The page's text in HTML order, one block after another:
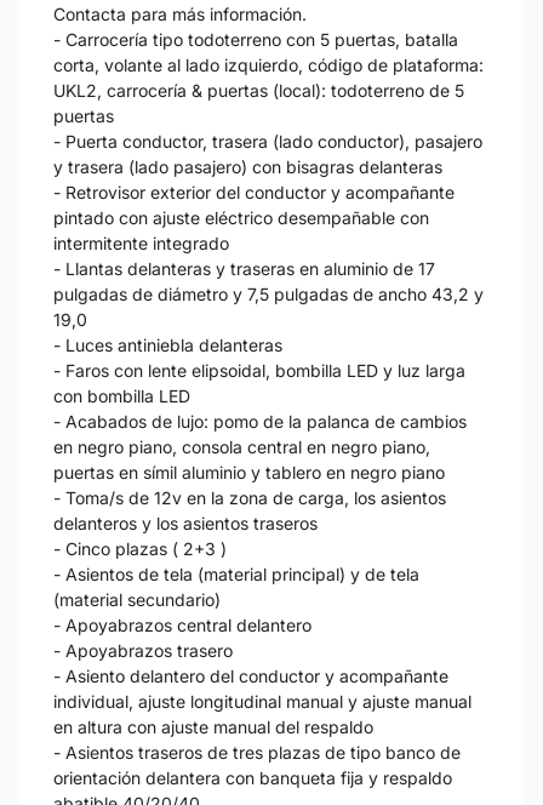
Contacta para más información.
- Carrocería tipo todoterreno con 5 puertas, batalla
corta, volante al lado izquierdo, código de plataforma:
UKL2, carrocería & puertas (local): todoterreno de 5
puertas
- Puerta conductor, trasera (lado conductor), pasajero
y trasera (lado pasajero) con bisagras delanteras
- Retrovisor exterior del conductor y acompañante
pintado con ajuste eléctrico desempañable con
intermitente integrado
- Llantas delanteras y traseras en aluminio de 17
pulgadas de diámetro y 7,5 pulgadas de ancho 43,2 y
19,0
- Luces antiniebla delanteras
- Faros con lente elipsoidal, bombilla LED y luz larga
con bombilla LED
- Acabados de lujo: pomo de la palanca de cambios
en negro piano, consola central en negro piano,
puertas en símil aluminio y tablero en negro piano
- Toma/s de 12v en la zona de carga, los asientos
delanteros y los asientos traseros
- Cinco plazas ( 2+3 )
- Asientos de tela (material principal) y de tela
(material secundario)
- Apoyabrazos central delantero
- Apoyabrazos trasero
- Asiento delantero del conductor y acompañante
individual, ajuste longitudinal manual y ajuste manual
en altura con ajuste manual del respaldo
- Asientos traseros de tres plazas de tipo banco de
orientación delantera con banqueta fija y respaldo